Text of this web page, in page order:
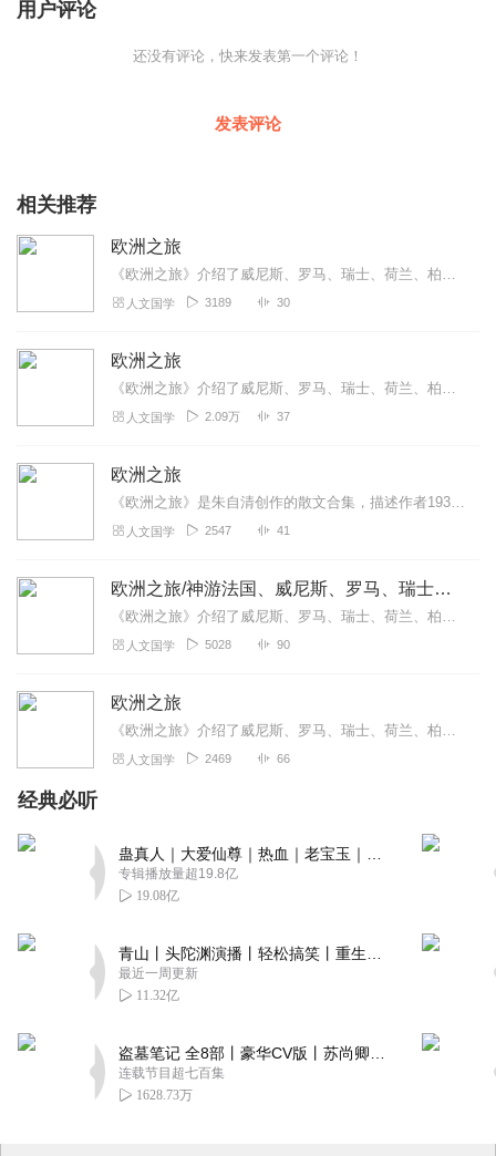
用户评论
还没有评论，快来发表第一个评论！
发表评论
相关推荐
欧洲之旅
《欧洲之旅》介绍了威尼斯、罗马、瑞士、荷兰、柏林等。
人文国学 3189 30
欧洲之旅
《欧洲之旅》介绍了威尼斯、罗马、瑞士、荷兰、柏林等。
人文国学 2.09万 37
欧洲之旅
《欧洲之旅》是朱自清创作的散文合集，描述作者1931年赴欧游学经历，记录考察欧洲文明的见闻。全书以巴黎、威尼斯等城市为主线，通过自然景观、建筑艺术及社会观察呈现...
人文国学 2547 41
欧洲之旅/神游法国、威尼斯、罗马、瑞士、荷兰、柏林
《欧洲之旅》介绍了威尼斯、罗马、瑞士、荷兰、柏林等。
人文国学 5028 90
欧洲之旅
《欧洲之旅》介绍了威尼斯、罗马、瑞士、荷兰、柏林等。
人文国学 2469 66
经典必听
专辑播放量超19.8亿
19.08亿
最近一周更新
11.32亿
连载节目超七百集
1628.73万